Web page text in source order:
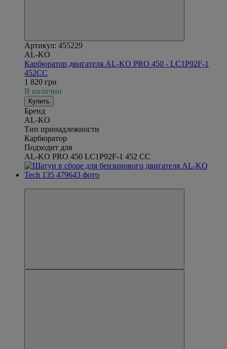
Артикул: 455229
AL-KO
Карбюратор двигателя AL-KO PRO 450 - LC1P92F-1
452CC
1 820 грн
В наличии
Купить
Бренд
AL-KO
Тип принадлежности
Карбюратор
Подходит для
AL-KO PRO 450 LC1P92F-1 452 CC